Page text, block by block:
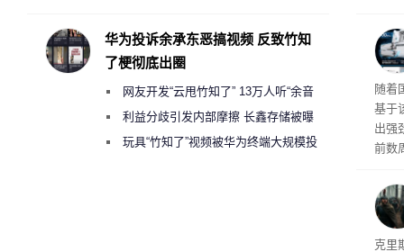
价
0英
当
斯顿
保护
传
随着
基于
出强
前数
限
粒的
频水
导演
克里
华为投诉余承东恶搞视频 反致竹知
了梗彻底出圈
网友开发“云甩竹知了” 13万人听“余音
绕梁”利益分歧引发内部摩擦 长鑫存储被曝
曾将华为驻场工程师驱逐出研发基地
玩具“竹知了”视频被华为终端大规模投